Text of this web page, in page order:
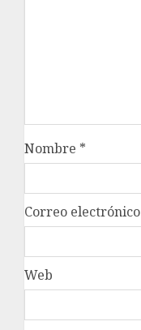
Nombre *
Correo electrónico
Web